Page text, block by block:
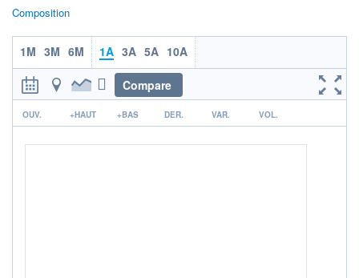
ACTIF NET (EUR)
84M / 31.07.26
NOTATION MORNINGSTAR ⁽¹⁾
Composition
1M 3M 6M 1A 3A 5A 10A
Compare
r
OUV. +HAUT +BAS DER. VAR. VOL.